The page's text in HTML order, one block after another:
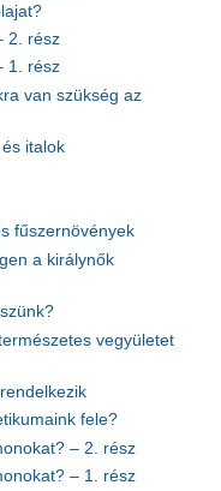
2. rész
1. rész
van szükség az
italok
fűszernövények
a királynők
vegyületet
fele?
– 2. rész
– 1. rész